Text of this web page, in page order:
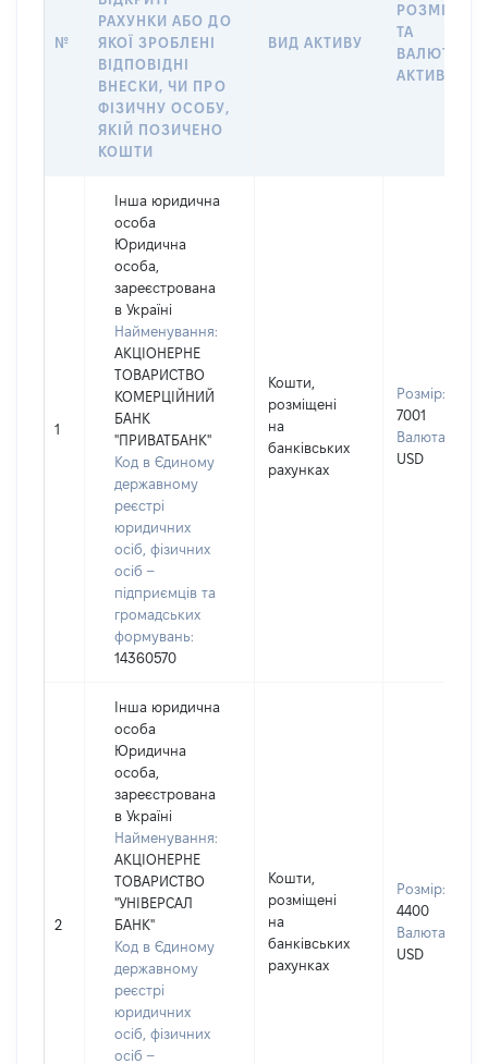
№
РАХУНКИ АБО ДО
ЯКОЇ ЗРОБЛЕНІ
ВІДПОВІДНІ
ВНЕСКИ, ЧИ ПРО
ФІЗИЧНУ ОСОБУ,
ЯКІЙ ПОЗИЧЕНО
КОШТИ
ВИД АКТИВУ
РОЗМІР
ТА
ВАЛЮТА
АКТИВУ
1
Інша юридична
особа
Юридична
особа,
зареєстрована
в Україні
Найменування:
АКЦІОНЕРНЕ
ТОВАРИСТВО
КОМЕРЦІЙНИЙ
БАНК
"ПРИВАТБАНК"
Код в Єдиному
державному
реєстрі
юридичних
осіб, фізичних
осіб –
підприємців та
громадських
формувань:
14360570
Кошти,
розміщені
на
банківських
рахунках
Розмір:
7001
Валюта:
USD
2
Інша юридична
особа
Юридична
особа,
зареєстрована
в Україні
Найменування:
АКЦІОНЕРНЕ
ТОВАРИСТВО
"УНІВЕРСАЛ
БАНК"
Код в Єдиному
державному
реєстрі
юридичних
осіб, фізичних
осіб –
Кошти,
розміщені
на
банківських
рахунках
Розмір:
4400
Валюта:
USD